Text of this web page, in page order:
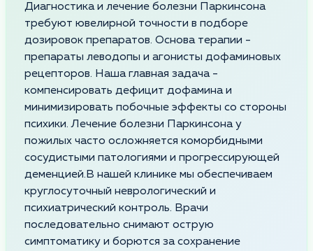
Диагностика и лечение болезни Паркинсона
требуют ювелирной точности в подборе
дозировок препаратов. Основа терапии -
препараты леводопы и агонисты дофаминовых
рецепторов. Наша главная задача -
компенсировать дефицит дофамина и
минимизировать побочные эффекты со стороны
психики. Лечение болезни Паркинсона у
пожилых часто осложняется коморбидными
сосудистыми патологиями и прогрессирующей
деменцией.В нашей клинике мы обеспечиваем
круглосуточный неврологический и
психиатрический контроль. Врачи
последовательно снимают острую
симптоматику и борются за сохранение